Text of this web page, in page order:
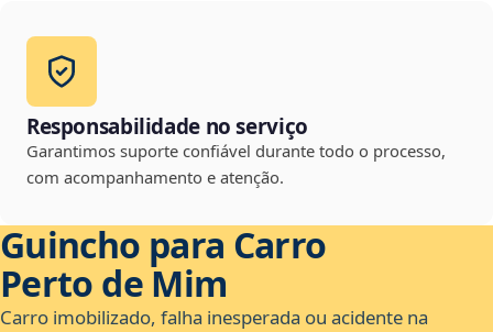
Responsabilidade no serviço
Garantimos suporte confiável durante todo o processo,
com acompanhamento e atenção.
Guincho para Carro
Perto de Mim
Carro imobilizado, falha inesperada ou acidente na